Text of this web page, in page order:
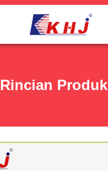
Rincian Produk